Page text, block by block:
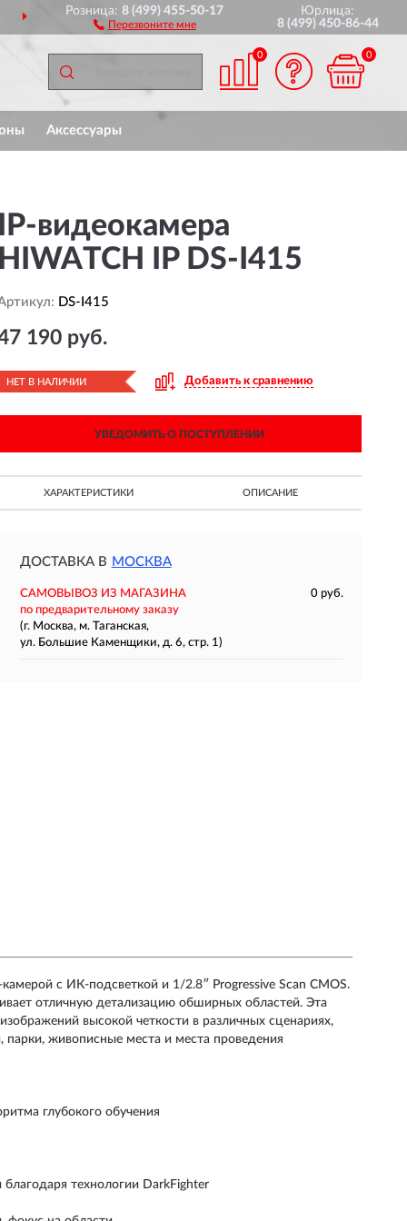
ДОСТАВИМ ПО ВСЕЙ РОССИИ
Розница:8 (499) 455-50-17
Перезвоните мне
Юрлица:
8 (499) 450-86-44
0 0
Аксессуары
IP-видеокамера
HIWATCH IP DS-I415
DS-I415
190 руб.
НЕТ В НАЛИЧИИ Добавить к сравнению
УВЕДОМИТЬ О ПОСТУПЛЕНИИ
ХАРАКТЕРИСТИКИ ОПИСАНИЕ
ДОСТАВКА В МОСКВА
САМОВЫВОЗ ИЗ МАГАЗИНА
0 руб.
по предварительному заказу
(г. Москва, м. Таганская,
ул. Большие Каменщики, д. 6, стр. 1)
с ИК-подсветкой и 1/2.8″ Progressive Scan CMOS.
отличную детализацию обширных областей. Эта
высокой четкости в различных сценариях,
живописные места и места проведения
глубокого обучения
технологии DarkFighter